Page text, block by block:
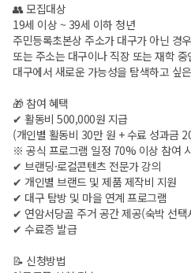
👥 모집대상
19세 이상 ~ 39세 이하 청년
주민등록초본상 주소가 대구가 아닌 경우
또는 주소는 대구이나 직장 또는 재학
대구에서 새로운 가능성을 탐색하고 싶
🎁 참여 혜택
✔ 활동비 500,000원 지급
(개인별 활동비 30만 원 + 수료 성과금
※ 공식 프로그램 일정 70% 이상 참여
✔ 브랜딩·로컬콘텐츠 전문가 강의
✔ 개인별 브랜드 및 제품 제작비 지원
✔ 대구 탐방 및 마을 연계 프로그램
✔ 연암서당골 주거 공간 제공(숙박 선택
✔ 수료증 발급
📝 신청방법